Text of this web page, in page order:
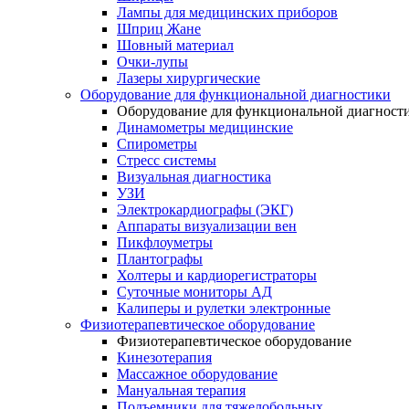
Лампы для медицинских приборов
Шприц Жане
Шовный материал
Очки-лупы
Лазеры хирургические
Оборудование для функциональной диагностики
Оборудование для функциональной
Динамометры медицинские
Спирометры
Стресс системы
Визуальная диагностика
УЗИ
Электрокардиографы (ЭКГ)
Аппараты визуализации вен
Пикфлоуметры
Плантографы
Холтеры и кардиорегистраторы
Суточные мониторы АД
Калиперы и рулетки электронные
Физиотерапевтическое оборудование
Физиотерапевтическое оборудование
Кинезотерапия
Массажное оборудование
Мануальная терапия